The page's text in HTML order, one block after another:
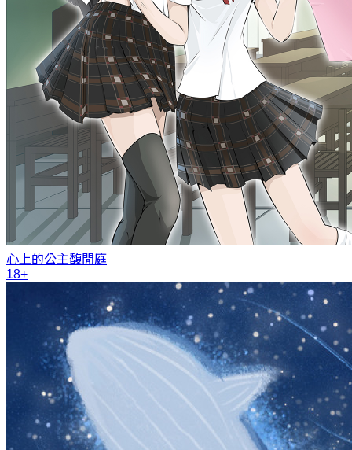
心上的公主馥閒庭
18+